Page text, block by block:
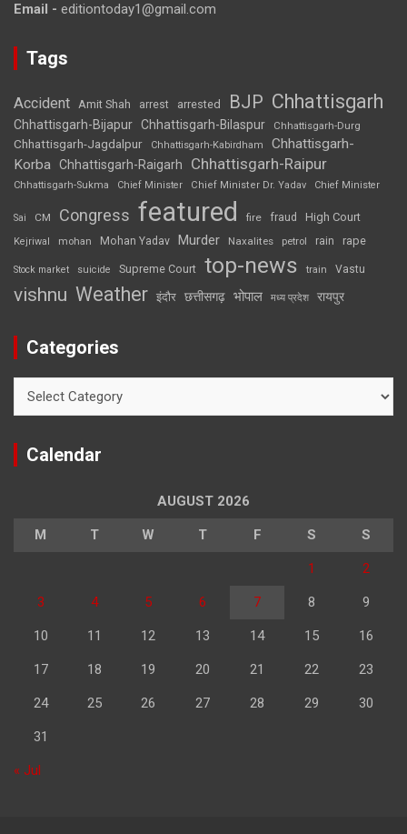
Email - editiontoday1@gmail.com
Tags
Accident Amit Shah arrest arrested BJP Chhattisgarh
Chhattisgarh-Bijapur Chhattisgarh-Bilaspur Chhattisgarh-Durg
Chhattisgarh-Jagdalpur Chhattisgarh-Kabirdham
Chhattisgarh-
Korba Chhattisgarh-Raigarh Chhattisgarh-Raipur
Chhattisgarh-Sukma Chief Minister Chief Minister Dr. Yadav Chief Minister
Sai CM Congress featured fire fraud High Court
Kejriwal mohan Mohan Yadav Murder Naxalites petrol rain rape
Stock market suicide Supreme Court top-news train Vastu
vishnu Weather इंदौर छत्तीसगढ़ भोपाल मध्य प्रदेश रायपुर
Categories
Calendar
AUGUST 2026
M T W T F S S
1 2
3 4 5 6 7 8 9
10 11 12 13 14 15 16
17 18 19 20 21 22 23
24 25 26 27 28 29 30
31
« Jul